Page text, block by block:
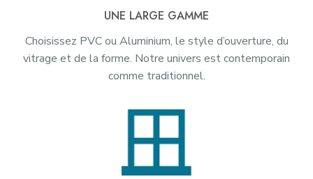
UNE LARGE GAMME
Choisissez PVC ou Aluminium, le style d’ouverture, du
vitrage et de la forme. Notre univers est contemporain
comme traditionnel.